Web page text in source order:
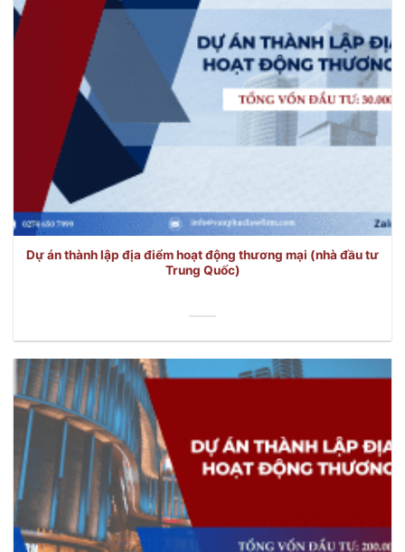
Dự án thành lập địa điểm hoạt động thương mại (nhà đầu tư
Trung Quốc)